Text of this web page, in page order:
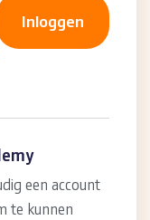
een account
te kunnen